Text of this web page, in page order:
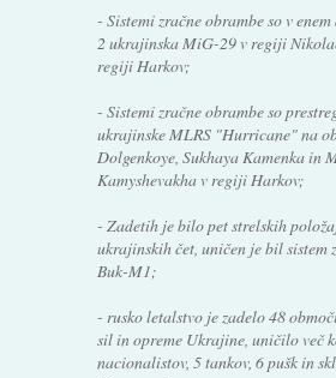
- Sistemi zračne obrambe so v
2 ukrajinska MiG-29 v regiji
regiji Harkov;
- Sistemi zračne obrambe so
ukrajinske MLRS "Hurricane" na
Dolgenkoye, Sukhaya Kamenka in
Kamyshevakha v regiji Harkov;
- Zadetih je bilo pet strelskih
ukrajinskih čet, uničen je bil sistem
Buk-M1;
- rusko letalstvo je zadelo 48
sil in opreme Ukrajine, uničilo več
nacionalistov, 5 tankov, 6 pušk in